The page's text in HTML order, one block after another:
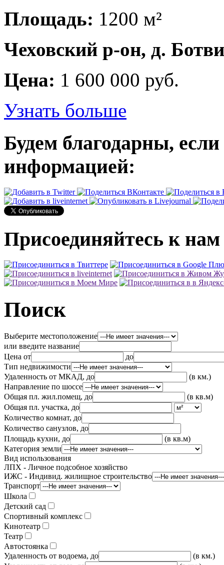
Площадь: 1200 м²
Чеховский р-он, д.
Цена: 1 600 000 руб.
Узнать больше
Будем благодарны,
информацией:
Присоединяйтесь к нам
Поиск
Выберите местоположение
или введите название
Цена от
до
Тип недвижимости
Удаленность от МКАД, до
(в км.)
Направление по шоссе
Общая пл. жил.помещ, до
(в кв.м)
Общая пл. участка, до
Количество комнат, до
Количество санузлов, до
Площадь кухни, до
(в кв.м)
Категория земли
Вид использования
ЛПХ - Личное подсобное хозяйство
ИЖС - Индивид. жилищное строительство
Транспорт
Школа
Детский сад
Спортивный комплекс
Кинотеатр
Театр
Автостоянка
Удаленность от водоема, до
(в км.)